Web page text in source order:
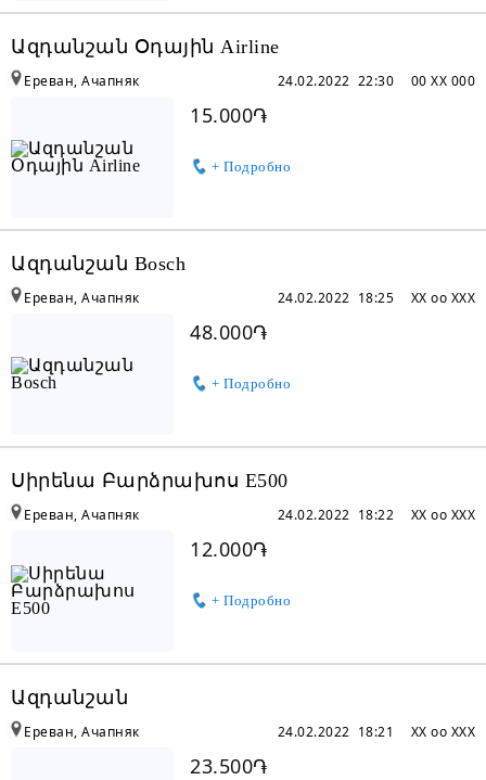
Ազդանշան Օդային Airline
15.000֏
+ Подробно
00 XX 000
24.02.2022 22:30
Ереван, Ачапняк
Ազդանշան Bosch
48.000֏
+ Подробно
XX oo XXX
24.02.2022 18:25
Ереван, Ачапняк
Սիրենա Բարձրախոս E500
12.000֏
+ Подробно
XX oo XXX
24.02.2022 18:22
Ереван, Ачапняк
Ազդանշան
23.500֏
XX oo XXX
24.02.2022 18:21
Ереван, Ачапняк